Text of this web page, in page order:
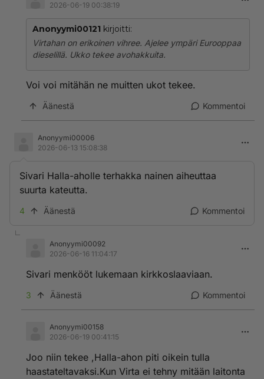
2026-06-19 00:38:19
Anonyymi00121 kirjoitti:
Virtahan on erikoinen vihree. Ajelee ympäri Eurooppaa
dieselillä. Ukko tekee avohakkuita.
Voi voi mitähän ne muitten ukot tekee.
Äänestä Kommentoi
Anonyymi00006
2026-06-13 15:08:38
Sivari Halla-aholle terhakka nainen aiheuttaa
suurta kateutta.
4 Äänestä Kommentoi
Anonyymi00092
2026-06-16 11:04:17
Sivari menkööt lukemaan kirkkoslaaviaan.
3 Äänestä Kommentoi
Anonyymi00158
2026-06-19 00:41:15
Joo niin tekee ,Halla-ahon piti oikein tulla
haastateltavaksi.Kun Virta ei tehny mitään laitonta